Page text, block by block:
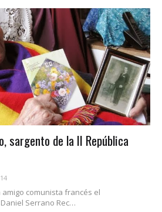
sargento de la II República
comunista francés el
Serrano Rec…